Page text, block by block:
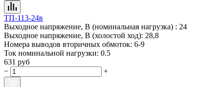
ТП-113-24в
Выходное напряжение, В (номинальная нагрузка) : 24
Выходное напряжение, В (холостой ход): 28,8
Номера выводов вторичных обмоток: 6-9
Ток номинальной нагрузки: 0.5
631 руб
−
+